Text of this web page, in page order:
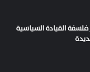
فلسفة القيادة السياسية